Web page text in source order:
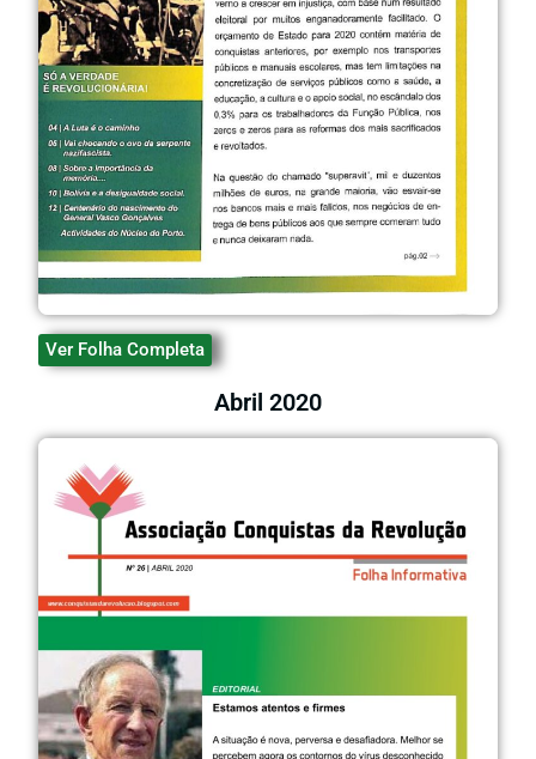
Ver Folha Completa
Abril 2020